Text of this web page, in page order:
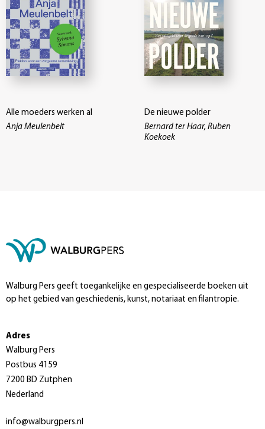
Alle moeders werken al
Anja Meulenbelt
De nieuwe polder
Bernard ter Haar, Ruben
Koekoek
Walburg Pers geeft toegankelijke en gespecialiseerde boeken uit
op het gebied van geschiedenis, kunst, notariaat en filantropie.
Adres
Walburg Pers
Postbus 4159
7200 BD Zutphen
Nederland
info@walburgpers.nl